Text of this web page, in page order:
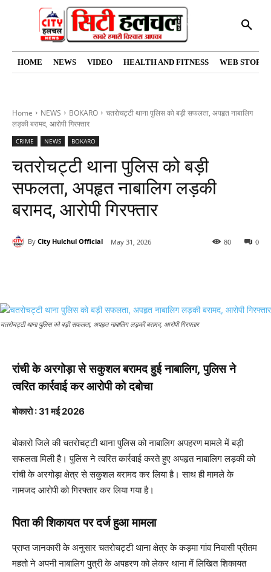
HOME NEWS VIDEO HEALTH AND FITNESS WEB
Home NEWS BOKARO
चतरोचट्टी थाना पुलिस को बड़ी सफलता, अपहृत नाबालिग
लड़की बरामद, आरोपी गिरफ्तार
CRIME NEWS BOKARO
चतरोचट्टी थाना पुलिस को बड़ी
सफलता, अपहृत नाबालिग लड़की
बरामद, आरोपी गिरफ्तार
By City Hulchul Official May 31, 2026 0
80
चतरोचट्टी थाना पुलिस को बड़ी सफलता, अपहृत नाबालिग लड़की बरामद, आरोपी गिरफ्तार
रांची के अरगोड़ा से सकुशल बरामद हुई नाबालिग, पुलिस ने
त्वरित कार्रवाई कर आरोपी को दबोचा
बोकारो: 31 मई 2026
बोकारो जिले की चतरोचट्टी थाना पुलिस को नाबालिग अपहरण मामले में बड़ी
सफलता मिली है। पुलिस ने त्वरित कार्रवाई करते हुए अपहृत नाबालिग लड़की को
रांची के अरगोड़ा क्षेत्र से सकुशल बरामद कर लिया है। साथ ही मामले के
नामजद आरोपी को गिरफ्तार कर लिया गया है।
पिता की शिकायत पर दर्ज हुआ मामला
प्राप्त जानकारी के अनुसार चतरोचट्टी थाना क्षेत्र के कड़मा गांव निवासी प्रीतम
महतो ने अपनी नाबालिग पुत्री के अपहरण को लेकर थाना में लिखित शिकायत